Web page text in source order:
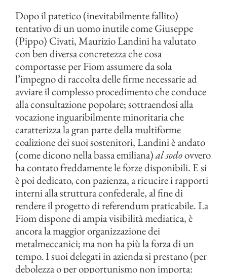
Dopo il patetico (inevitabilmente fallito)
tentativo di un uomo inutile come Giuseppe
(Pippo) Civati, Maurizio Landini ha valutato
con ben diversa concretezza che cosa
comportasse per Fiom assumere da sola
l’impegno di raccolta delle firme necessarie ad
avviare il complesso procedimento che conduce
alla consultazione popolare; sottraendosi alla
vocazione inguaribilmente minoritaria che
caratterizza la gran parte della multiforme
coalizione dei suoi sostenitori, Landini è andato
(come dicono nella bassa emiliana)al sodoovvero
ha contato freddamente le forze disponibili. E si
è poi dedicato, con pazienza, a ricucire i rapporti
interni alla struttura confederale, al fine di
rendere il progetto di referendum praticabile. La
Fiom dispone di ampia visibilità mediatica, è
ancora la maggior organizzazione dei
metalmeccanici; ma non ha più la forza di un
tempo. I suoi delegati in azienda si prestano (per
debolezza o per opportunismo non importa: